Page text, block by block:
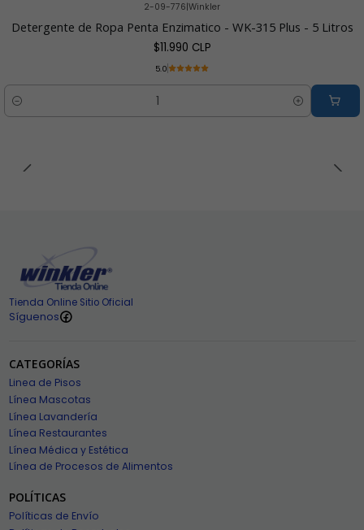
2-09-776|Winkler
Detergente de Ropa Penta Enzimatico - WK-315 Plus - 5 Litros
$11.990 CLP
5.0
Cantidad
Tienda Online Sitio Oficial
Síguenos
CATEGORÍAS
Linea de Pisos
Línea Mascotas
Línea Lavandería
Línea Restaurantes
Línea Médica y Estética
Línea de Procesos de Alimentos
POLÍTICAS
Políticas de Envío